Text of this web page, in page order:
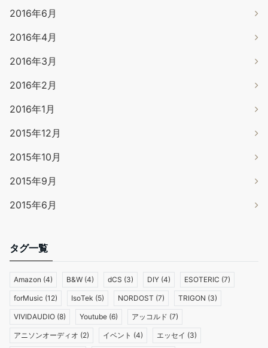
2016年6月
2016年4月
2016年3月
2016年2月
2016年1月
2015年12月
2015年10月
2015年9月
2015年6月
タグ一覧
Amazon (4) B&W (4) dCS (3) DIY (4) ESOTERIC (7)
forMusic (12) IsoTek (5) NORDOST (7) TRIGON (3)
VIVIDAUDIO (8) Youtube (6) アッコルド (7)
アニソンオーディオ (2) イベント (4) エッセイ (3)